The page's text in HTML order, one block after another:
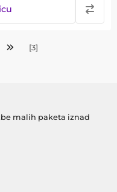
[3]
malih paketa iznad